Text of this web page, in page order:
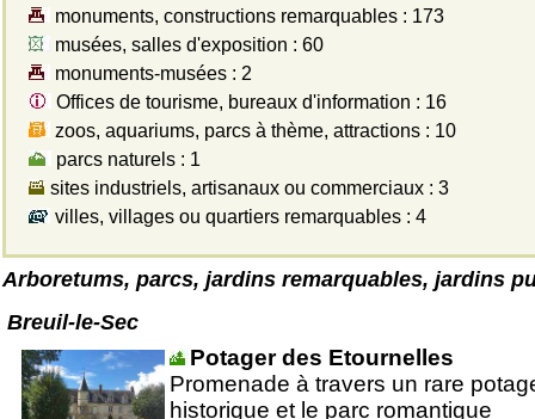
monuments, constructions remarquables : 173
musées, salles d'exposition : 60
monuments-musées : 2
Offices de tourisme, bureaux d'information : 16
zoos, aquariums, parcs à thème, attractions : 10
parcs naturels : 1
sites industriels, artisanaux ou commerciaux : 3
villes, villages ou quartiers remarquables : 4
Arboretums, parcs, jardins remarquables, jardins
Breuil-le-Sec
Potager des Etournelles
Promenade à travers un rare
historique et le parc romantique